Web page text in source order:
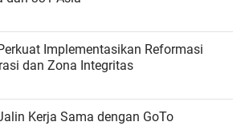
Implementasikan Reformasi
dan Zona Integritas
Kerja Sama dengan GoTo